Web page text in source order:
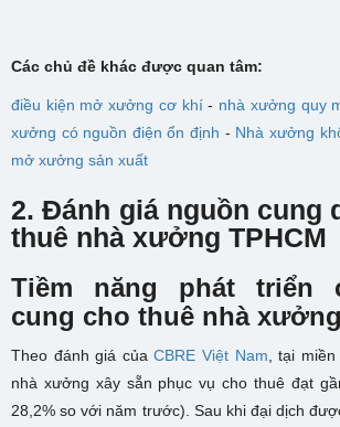
Các chủ đề khác được quan tâm:
điều kiện mở xưởng cơ khí- nhà xưởng quy
xưởng có nguồn điện ổn định - Nhà xưởng
mở xưởng sản xuất
2. Đánh giá nguồn cung
thuê nhà xưởng TPHCM
Tiềm năng phát triển
cung cho thuê nhà
Theo đánh giá củaCBRE Việt Nam , tại
nhà xưởng xây sẵn phục vụ cho thuê đạt
28,2% so với năm trước). Sau khi đại dịch